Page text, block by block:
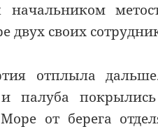
начальником
двух своих
отплыла
палуба
от берега